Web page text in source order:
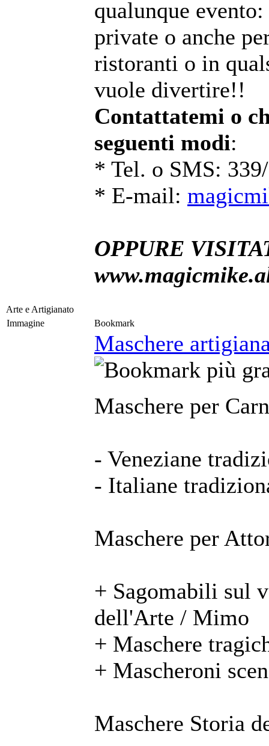
qualunque
private o anche
ristoranti o in
vuole divertire!!
Contattatemi o
seguenti modi:
* Tel. o SMS:
* E-mail:
OPPURE
Arte e Artigianato
Immagine
Bookmark
Maschere
Maschere per
- Veneziane
- Italiane
Maschere per
+ Sagomabili sul
dell'Arte / Mimo
+ Maschere
+ Mascheroni
Maschere Storia